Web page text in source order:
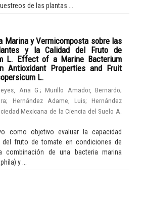
de las plantas ...
Marina y Vermicomposta sobre las
y la Calidad del Fruto de
L. Effect of a Marine Bacterium
Antioxidant Properties and Fruit
L.
Ana G. ;Murillo Amador, Bernardo;
; Hernández Adame, Luis;Hernández
Mexicana de la Ciencia del Suelo A.
como objetivo evaluar la capacidad
del fruto de tomate en condiciones de
combinación de una bacteria marina
y ...